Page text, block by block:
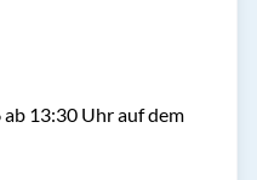
ab 13:30 Uhr auf dem